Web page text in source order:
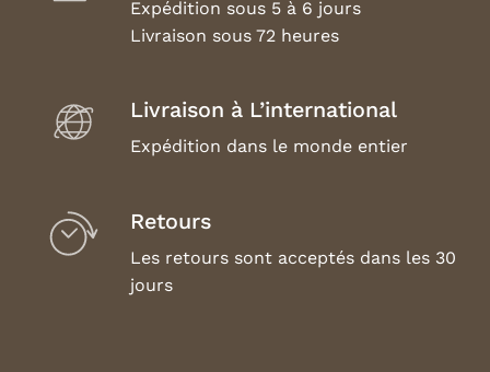
Expédition sous 5 à 6 jours
Livraison sous 72 heures
Livraison à L’international
Expédition dans le monde entier
Retours
Les retours sont acceptés dans les 30
jours